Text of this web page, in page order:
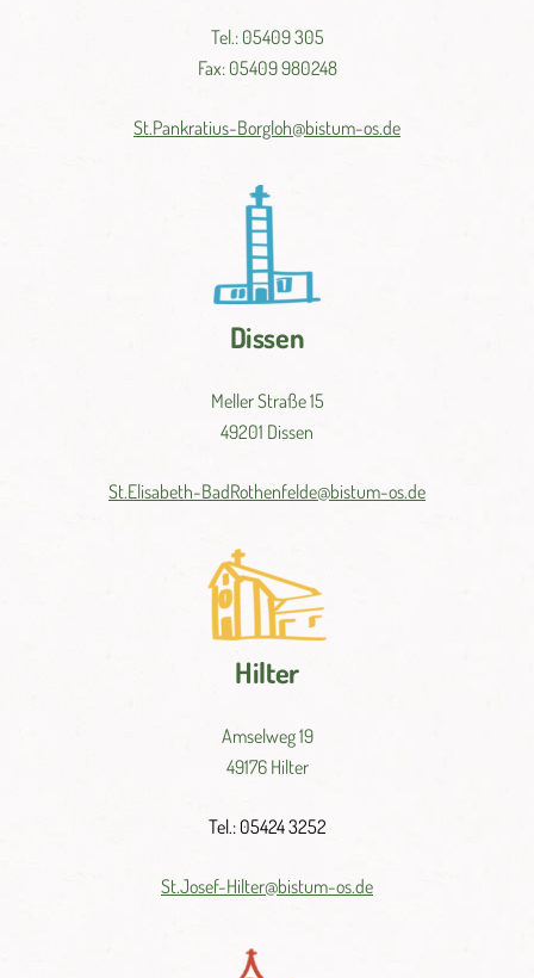
Tel.: 05409 305
Fax: 05409 980248
St.Pankratius-Borgloh@bistum-os.de
Dissen
Meller Straße 15
49201 Dissen
St.Elisabeth-BadRothenfelde@bistum-os.de
Hilter
Amselweg 19
49176 Hilter
Tel.: 05424 3252
St.Josef-Hilter@bistum-os.de